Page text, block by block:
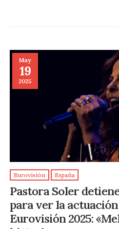
May
19
2025
Eurovisión España
Pastora Soler
para ver la actuación
Eurovisión 2025: